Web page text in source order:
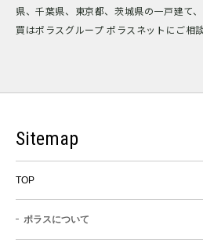
県、千葉県、東京都、茨城県の一戸建て
買はポラスグループ ポラスネットにご相
Sitemap
TOP
ポラスについて